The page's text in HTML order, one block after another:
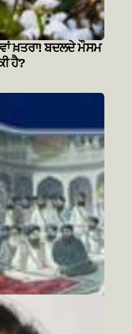
ਖ਼ਤਰਾ! ਬਦਲਦੇ ਮੌਸਮ
ਹੈ?